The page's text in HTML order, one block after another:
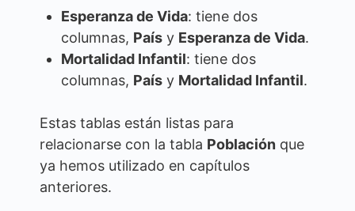
Esperanza de Vida: tiene dos
columnas, País y Esperanza de Vida.
Mortalidad Infantil: tiene dos
columnas, País y Mortalidad Infantil.
Estas tablas están listas para
relacionarse con la tabla Población que
ya hemos utilizado en capítulos
anteriores.